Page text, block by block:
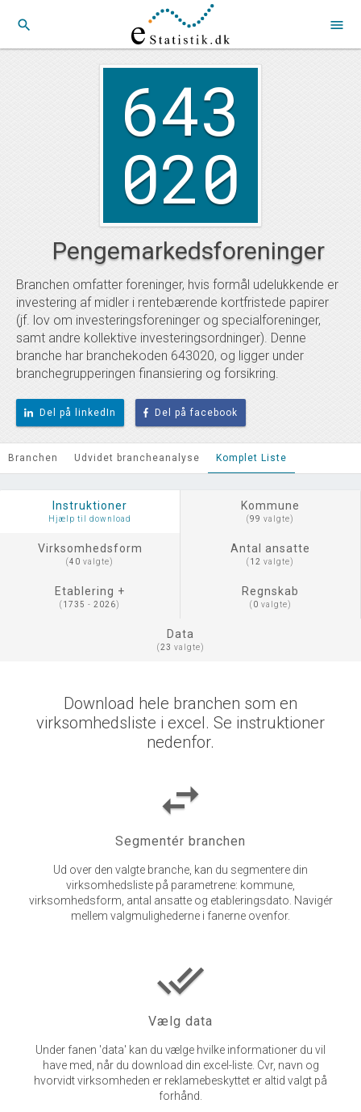
search menu
643
020
Pengemarkedsforeninger
Branchen omfatter foreninger, hvis formål udelukkende er
investering af midler i rentebærende kortfristede papirer
(jf. lov om investeringsforeninger og specialforeninger,
samt andre kollektive investeringsordninger). Denne
branche har branchekoden 643020, og ligger under
branchegrupperingen finansiering og forsikring.
Del på linkedIn Del på facebook
Branchen Udvidet brancheanalyse Komplet Liste
Instruktioner
Hjælp til download
Kommune
(99 valgte)
Virksomhedsform
(40 valgte)
Antal ansatte
( 12 valgte)
Etablering +
( 1735 - 2026)
Regnskab
( 0 valgte)
Data
(23 valgte)
Download hele branchen som en
virksomhedsliste i excel. Se instruktioner
nedenfor.
swap_horiz
Segmentér branchen
Ud over den valgte branche, kan du segmentere din
virksomhedsliste på parametrene: kommune,
virksomhedsform, antal ansatte og etableringsdato. Navigér
mellem valgmulighederne i fanerne ovenfor.
done_all
Vælg data
Under fanen 'data' kan du vælge hvilke informationer du vil
have med, når du download din excel-liste. Cvr, navn og
hvorvidt virksomheden er reklamebeskyttet er altid valgt på
forhånd.